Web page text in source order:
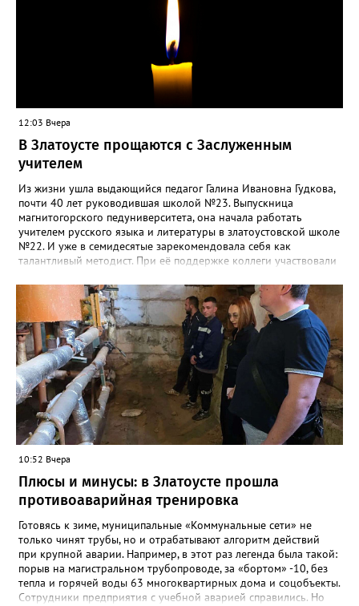
12:03 Вчера
В Златоусте прощаются с Заслуженным
учителем
Из жизни ушла выдающийся педагог Галина Ивановна Гудкова,
почти 40 лет руководившая школой №23. Выпускница
магнитогорского педуниверситета, она начала работать
учителем русского языка и литературы в златоустовской школе
№22. И уже в семидесятые зарекомендовала себя как
талантливый методист. При её поддержке коллеги участвовали
«Благодаря её мудрому руководству в школе сформировался
сильный педагогический коллектив, объединённый общими
ценностями и любовью к своему делу. Для многих Галина
Ивановна навсегда останется не только талантливым
руководителем, но и настоящим Учителем с большой буквы», -
говорится в сообществе школы №23 во ВКонтакте. Свои
соболезнования семье Галины Ивановны выразил глава
Златоуста Олег Решетников. «Её вклад зафиксирован в
важнейших документах школы, но главное - он остался в
людях: в тех учителях, которых она поддержала, в тех
учениках, которых она вдохновила. Заслуженный учитель РФ,
«Отличник народного просвещения», обладатель медали «За
доблестный труд», Галина Ивановна оставила не только
награды и документы, но и работающий, живой механизм
школы, который продолжает жить её принципами», - говорится
в некрологе.
10:52 Вчера
Плюсы и минусы: в Златоусте прошла
противоаварийная тренировка
Готовясь к зиме, муниципальные «Коммунальные сети» не
только чинят трубы, но и отрабатывают алгоритм действий
при крупной аварии. Например, в этот раз легенда была такой:
порыв на магистральном трубопроводе, за «бортом» -10, без
тепла и горячей воды 63 многоквартирных дома и соцобъекты.
Сотрудники предприятия с учебной аварией справились. Но